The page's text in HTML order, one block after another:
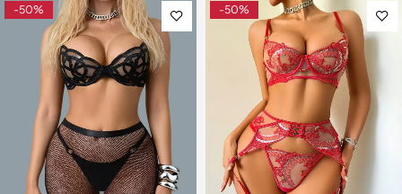
-50% -50%